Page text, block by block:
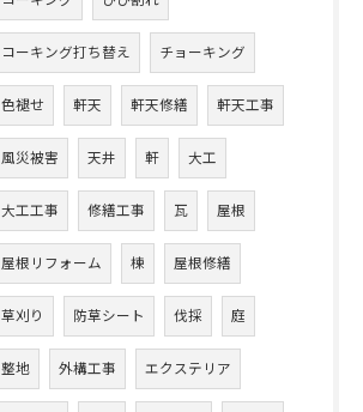
コーキング打ち替え チョーキング
色褪せ 軒天 軒天修繕 軒天工事
風災被害 天井 軒 大工
大工工事 修繕工事 瓦 屋根
屋根リフォーム 棟 屋根修繕
草刈り 防草シート 伐採 庭
整地 外構工事 エクステリア